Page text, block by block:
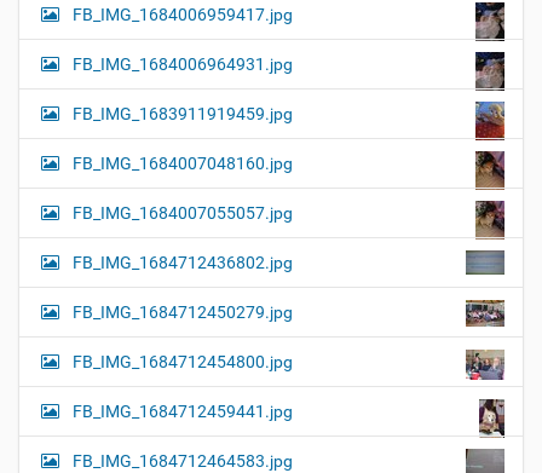
FB_IMG_1684006959417.jpg
FB_IMG_1684006964931.jpg
FB_IMG_1683911919459.jpg
FB_IMG_1684007048160.jpg
FB_IMG_1684007055057.jpg
FB_IMG_1684712436802.jpg
FB_IMG_1684712450279.jpg
FB_IMG_1684712454800.jpg
FB_IMG_1684712459441.jpg
FB_IMG_1684712464583.jpg